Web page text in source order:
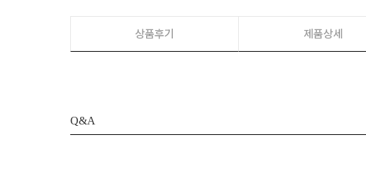
상품후기 제품상세
Q&A